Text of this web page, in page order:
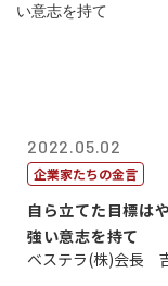
2022.05.02
企業家たちの金言
自ら立てた目標は
強い意志を持て
ベステラ(株)会長